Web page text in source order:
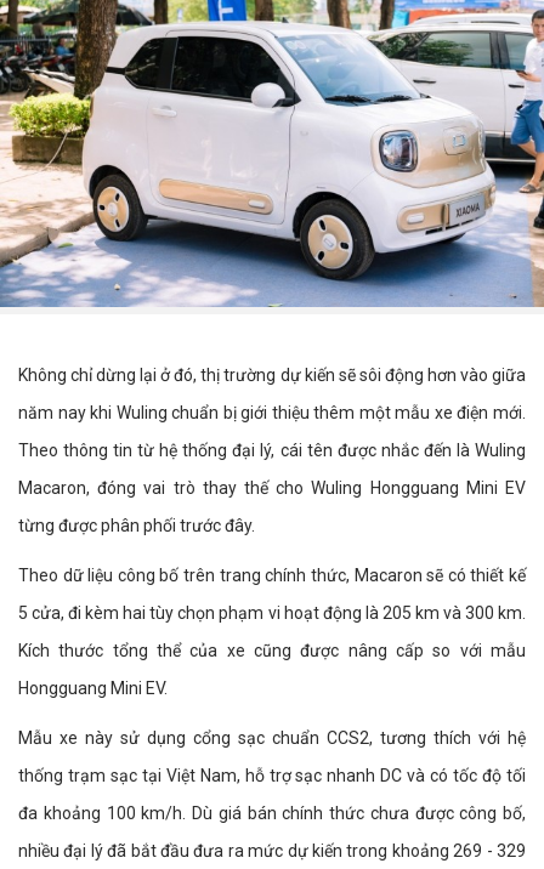
Không chỉ dừng lại ở đó, thị trường dự kiến sẽ sôi động hơn vào giữa
năm nay khi Wuling chuẩn bị giới thiệu thêm một mẫu xe điện mới.
Theo thông tin từ hệ thống đại lý, cái tên được nhắc đến là Wuling
Macaron, đóng vai trò thay thế cho Wuling Hongguang Mini EV
từng được phân phối trước đây.
Theo dữ liệu công bố trên trang chính thức, Macaron sẽ có thiết kế
5 cửa, đi kèm hai tùy chọn phạm vi hoạt động là 205 km và 300 km.
Kích thước tổng thể của xe cũng được nâng cấp so với mẫu
Hongguang Mini EV.
Mẫu xe này sử dụng cổng sạc chuẩn CCS2, tương thích với hệ
thống trạm sạc tại Việt Nam, hỗ trợ sạc nhanh DC và có tốc độ tối
đa khoảng 100 km/h. Dù giá bán chính thức chưa được công bố,
nhiều đại lý đã bắt đầu đưa ra mức dự kiến trong khoảng 269 - 329